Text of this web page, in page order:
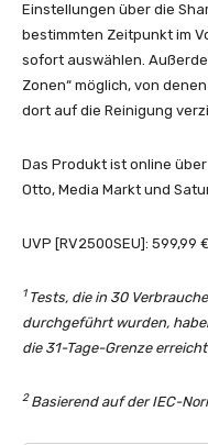
Einstellungen über die
bestimmten Zeitpunkt im
sofort auswählen.
Zonen“ möglich, von
dort auf die Reinigung
Das Produkt ist online über
Otto, Media Markt und
UVP [RV2500SEU]: 599,99
1 Tests, die in 30
durchgeführt wurden,
die 31-Tage-Grenze
2Basierend auf der IEC-